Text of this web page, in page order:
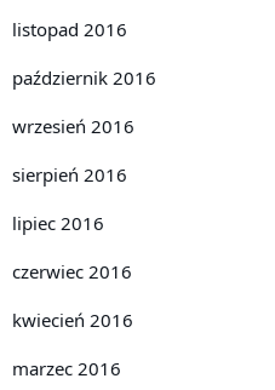
listopad 2016
październik 2016
wrzesień 2016
sierpień 2016
lipiec 2016
czerwiec 2016
kwiecień 2016
marzec 2016